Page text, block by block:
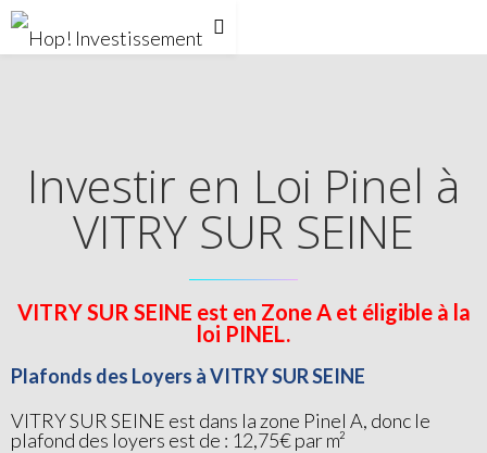
Investir en Loi Pinel à
VITRY SUR SEINE
VITRY SUR SEINE est en Zone A et éligible à la
loi PINEL.
Plafonds des Loyers à VITRY SUR SEINE
VITRY SUR SEINE est dans la zone Pinel A, donc le
plafond des loyers est de : 12,75€ par m²